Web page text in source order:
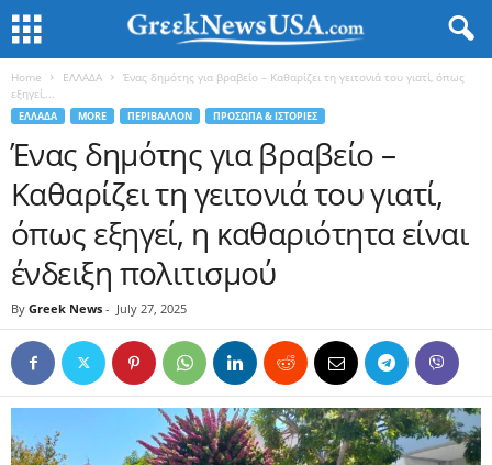
Home ΕΛΛΑΔΑ
Ένας δημότης για βραβείο – Καθαρίζει τη γειτονιά του γιατί, όπως
εξηγεί,...
ΕΛΛΑΔΑ MORE ΠΕΡΙΒΑΛΛΟΝ ΠΡΟΣΩΠΑ & ΙΣΤΟΡΙΕΣ
Ένας δημότης για βραβείο –
Καθαρίζει τη γειτονιά του γιατί,
όπως εξηγεί, η καθαριότητα είναι
ένδειξη πολιτισμού
By Greek News - July 27, 2025